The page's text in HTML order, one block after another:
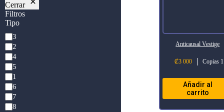
Anticausal Vestige
₡3 000 Copias 1
Añadir al
carrito
Cerrar
Filtros
Tipo
Mana
Cost
3
2
4
5
1
6
7
8